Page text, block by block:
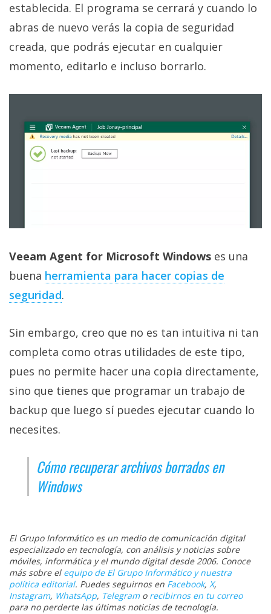
establecida. El programa se cerrará y cuando lo
abras de nuevo verás la copia de seguridad
creada, que podrás ejecutar en cualquier
momento, editarlo e incluso borrarlo.
Veeam Agent for Microsoft Windows es una
buena herramienta para hacer copias de
seguridad‎.
Sin embargo, creo que no es tan intuitiva ni tan
completa como otras utilidades de este tipo,
pues no permite hacer una copia directamente,
sino que tienes que programar un trabajo de
backup que luego sí puedes ejecutar cuando lo
necesites.
Cómo recuperar archivos borrados en
Windows
El Grupo Informático es un medio de comunicación digital
especializado en tecnología, con análisis y noticias sobre
móviles, informática y el mundo digital desde 2006. Conoce
más sobre el equipo de El Grupo Informático y nuestra
política editorial. Puedes seguirnos en Facebook, X,
Instagram, WhatsApp, Telegramo recibirnos en tu correo
para no perderte las últimas noticias de tecnología.